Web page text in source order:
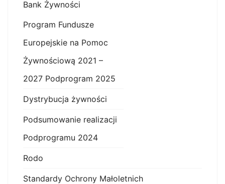
Bank Żywności
Program Fundusze
Europejskie na Pomoc
Żywnościową 2021 –
2027 Podprogram 2025
Dystrybucja żywności
Podsumowanie realizacji
Podprogramu 2024
Rodo
Standardy Ochrony Małoletnich